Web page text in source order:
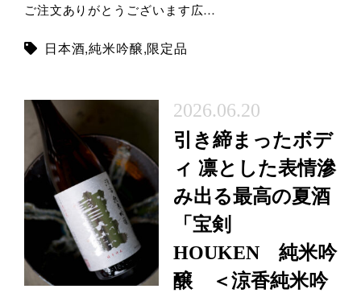
ご注文ありがとうございます広…
日本酒,純米吟醸,限定品
2026.06.20
引き締まったボデ
ィ 凛とした表情滲
み出る最高の夏酒
「宝剣
HOUKEN 純米吟
醸 ＜涼香純米吟